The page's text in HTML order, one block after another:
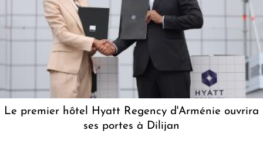
Le premier hôtel Hyatt Regency d'Arménie ouvrira
ses portes à Dilijan